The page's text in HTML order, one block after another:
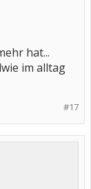
hat...
im alltag
#17